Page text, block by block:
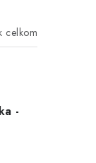
celkom
-